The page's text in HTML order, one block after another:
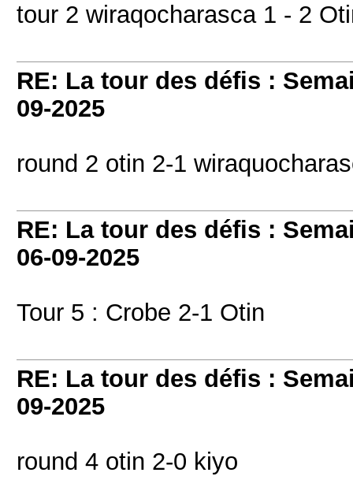
tour 2 wiraqocharasca 1 - 2
RE: La tour des défis :
09-2025
round 2 otin 2-1
RE: La tour des défis :
06-09-2025
Tour 5 : Crobe 2-1 Otin
RE: La tour des défis :
09-2025
round 4 otin 2-0 kiyo